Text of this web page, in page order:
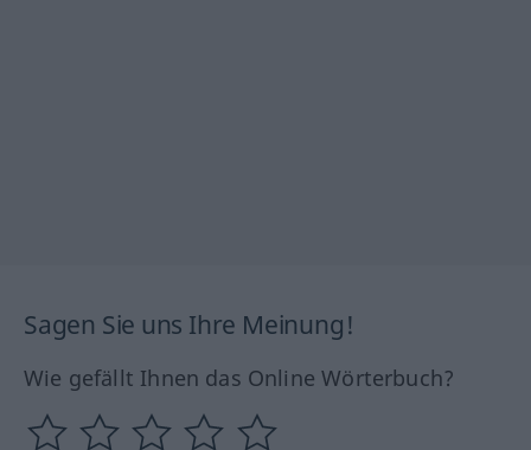
Sagen Sie uns Ihre Meinung!
Wie gefällt Ihnen das Online Wörterbuch?